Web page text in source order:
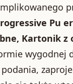
Pu
Kartonik z
wygodnej